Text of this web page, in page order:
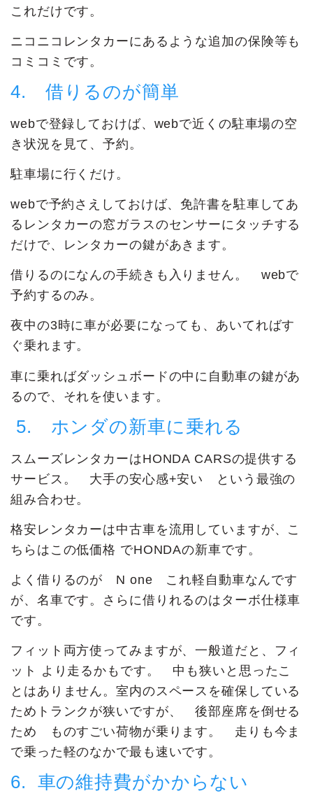
これだけです。
ニコニコレンタカーにあるような追加の保険等も
コミコミです。
4. 借りるのが簡単
webで登録しておけば、webで近くの駐車場の空
き状況を見て、予約。
駐車場に行くだけ。
webで予約さえしておけば、免許書を駐車してあ
るレンタカーの窓ガラスのセンサーにタッチする
だけで、レンタカーの鍵があきます。
借りるのになんの手続きも入りません。 webで
予約するのみ。
夜中の3時に車が必要になっても、あいてればす
ぐ乗れます。
車に乗ればダッシュボードの中に自動車の鍵があ
るので、それを使います。
5. ホンダの新車に乗れる
スムーズレンタカーはHONDA CARSの提供する
サービス。 大手の安心感+安い という最強の
組み合わせ。
格安レンタカーは中古車を流用していますが、こ
ちらはこの低価格 でHONDAの新車です。
よく借りるのが N one これ軽自動車なんです
が、名車です。さらに借りれるのはターボ仕様車
です。
フィット両方使ってみますが、一般道だと、フィ
ット より走るかもです。 中も狭いと思ったこ
とはありません。室内のスペースを確保している
ためトランクが狭いですが、 後部座席を倒せる
ため ものすごい荷物が乗ります。 走りも今ま
で乗った軽のなかで最も速いです。
6. 車の維持費がかからない